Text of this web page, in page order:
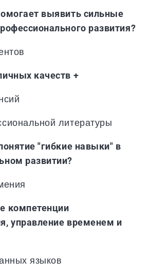
выявить сильные
развития?
качеств +
литературы
"гибкие навыки" в
развитии?
компетенции
управление временем и
языков